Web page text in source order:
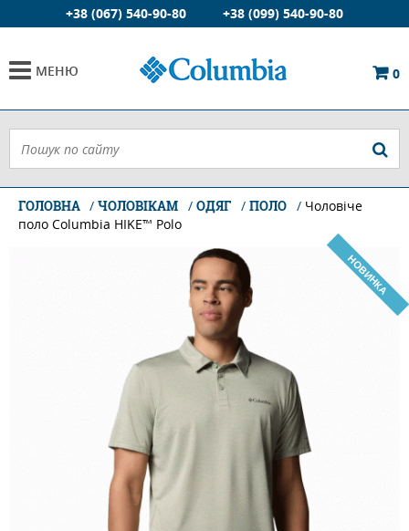
+38 (067) 540-90-80 +38 (099) 540-90-80
МЕНЮ 0
ГОЛОВНА ЧОЛОВІКАМ ОДЯГ ПОЛО
Чоловіче
поло Columbia HIKE™ Polo
НОВИНКА